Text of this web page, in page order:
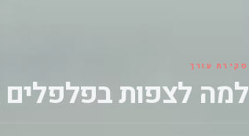
סקירת עורך
למה לצפות בפלפלים